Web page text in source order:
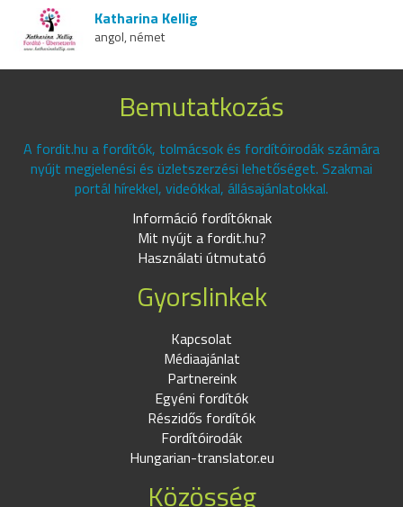
Katharina Kellig
angol, német
Bemutatkozás
A fordit.hu a fordítók, tolmácsok és fordítóirodák számára
nyújt megjelenési és üzletszerzési lehetőséget. Szakmai
portál hírekkel, videókkal, állásajánlatokkal.
Információ fordítóknak
Mit nyújt a fordit.hu?
Használati útmutató
Gyorslinkek
Kapcsolat
Médiaajánlat
Partnereink
Egyéni fordítók
Részidős fordítók
Fordítóirodák
Hungarian-translator.eu
Közösség